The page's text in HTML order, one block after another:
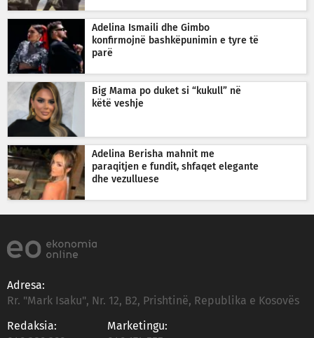
Adelina Ismaili dhe Gimbo
konfirmojnë bashkëpunimin e tyre të
parë
Big Mama po duket si “kukull” në
këtë veshje
Adelina Berisha mahnit me
paraqitjen e fundit, shfaqet elegante
dhe vezulluese
Adresa:
Rr. "Mark Isaku", Nr. 12, B2, Prishtinë, Republika e Kosovës
Redaksia:
Marketingu: